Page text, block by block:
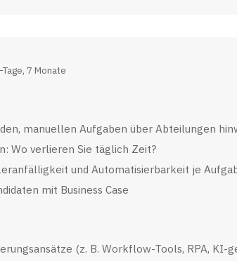
7 Monate
manuellen Aufgaben über Abteilungen
Wo verlieren Sie täglich Zeit?
und Automatisierbarkeit je
mit Business Case
(z. B. Workflow-Tools, RPA,